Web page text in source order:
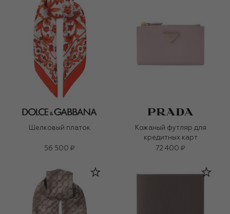
Шелковый платок
56 500 ₽
Кожаный футляр для
кредитных карт
72 400 ₽